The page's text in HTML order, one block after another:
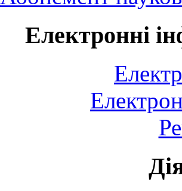
Електронні